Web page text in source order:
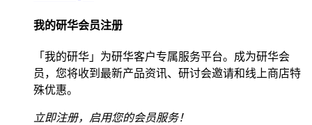
我的研华会员注册
「我的研华」为研华客户专属服务平台。成为研华会
员，您将收到最新产品资讯、研讨会邀请和线上商店特
殊优惠。
立即注册，启用您的会员服务！